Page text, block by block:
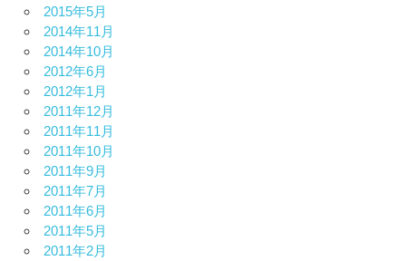
2015年5月
2014年11月
2014年10月
2012年6月
2012年1月
2011年12月
2011年11月
2011年10月
2011年9月
2011年7月
2011年6月
2011年5月
2011年2月